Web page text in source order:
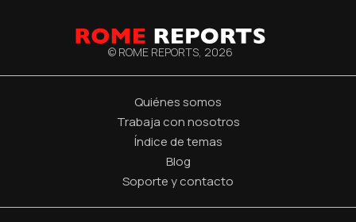
© ROME REPORTS, 2026
Quiénes somos
Trabaja con nosotros
Índice de temas
Blog
Soporte y contacto